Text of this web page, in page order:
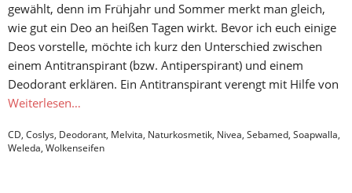
gewählt, denn im Frühjahr und Sommer merkt man gleich,
wie gut ein Deo an heißen Tagen wirkt. Bevor ich euch einige
Deos vorstelle, möchte ich kurz den Unterschied zwischen
einem Antitranspirant (bzw. Antiperspirant) und einem
Deodorant erklären. Ein Antitranspirant verengt mit Hilfe von
Weiterlesen…
CD, Coslys, Deodorant, Melvita, Naturkosmetik, Nivea, Sebamed, Soapwalla,
Weleda, Wolkenseifen